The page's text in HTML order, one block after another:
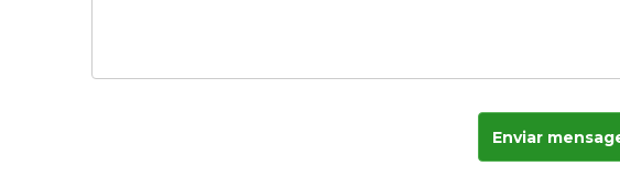
Enviar